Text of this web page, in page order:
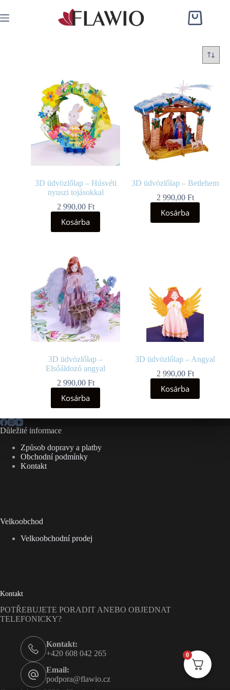
3D üdvözlőlap – Húsvéti
nyuszi tojásokkal
2 990,00 Ft
Kosárba
3D üdvözlőlap – Betlehem
2 990,00 Ft
Kosárba
3D üdvözlőlap –
Elsőáldozó angyal
2 990,00 Ft
Kosárba
3D üdvözlőlap – Angyal
2 990,00 Ft
Kosárba
Důležité informace
Způsob dopravy a platby
Obchodní podmínky
Kontakt
Velkoobchod
Velkoobchodní prodej
Kontakt
POTŘEBUJETE PORADIT ANEBO OBJEDNAT
TELEFONICKY?
Kontakt:
+420 608 042 265
Email:
podpora@flawio.cz
0